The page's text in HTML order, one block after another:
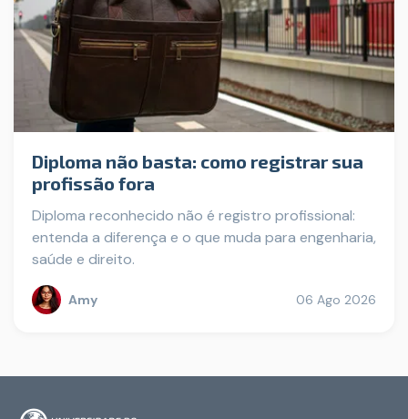
Diploma não basta: como registrar sua
profissão fora
Diploma reconhecido não é registro profissional:
entenda a diferença e o que muda para engenharia,
saúde e direito.
Amy 06 Ago 2026